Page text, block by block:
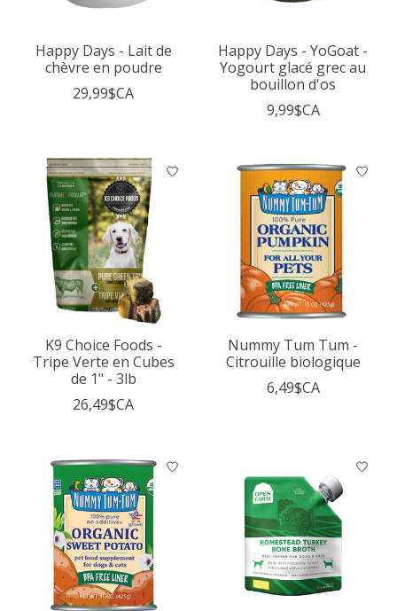
Happy Days - Lait de
chèvre en poudre
29,99$CA
Happy Days - YoGoat -
Yogourt glacé grec au
bouillon d'os
9,99$CA
K9 Choice Foods -
Tripe Verte en Cubes
de 1" - 3lb
26,49$CA
Nummy Tum Tum -
Citrouille biologique
6,49$CA